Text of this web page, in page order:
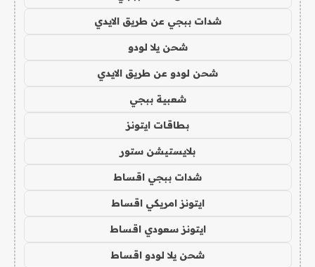
شدات ببجي عن طريق الايدي
شحن يلا لودو
شحن لودو عن طريق الايدي
شعبية ببجي
بطاقات ايتونز
بلايستيشن ستور
شدات ببجي اقساط
ايتونز امريكي اقساط
ايتونز سعودي اقساط
شحن يلا لودو اقساط